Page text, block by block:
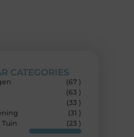
CATEGORIES
(67 )
(63 )
(33 )
(31 )
(23 )